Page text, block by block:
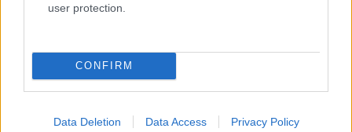
user protection.
CONFIRM
Data Deletion Data Access Privacy Policy